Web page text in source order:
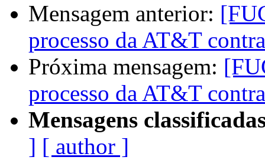
Mensagem anterior:
processo da AT&T
Próxima mensagem:
processo da AT&T
Mensagens
] [ author ]